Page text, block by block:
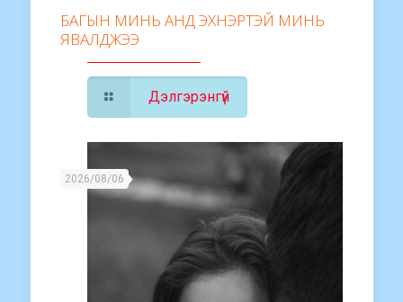
БАГЫН МИНЬ АНД ЭХНЭРТЭЙ МИНЬ
ЯВАЛДЖЭЭ
Дэлгэрэнгүй
2026/08/06